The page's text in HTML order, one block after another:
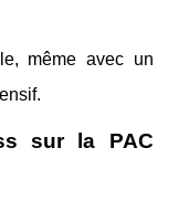
même avec un
sur la PAC